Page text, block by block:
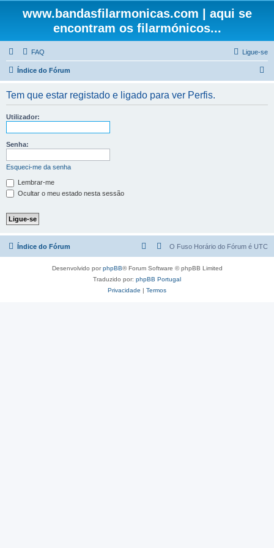
www.bandasfilarmonicas.com | aqui se
encontram os filarmónicos...
FAQ Ligue-se
Índice do Fórum
Tem que estar registado e ligado para ver Perfis.
Utilizador:
Senha:
Esqueci-me da senha
Lembrar-me
Ocultar o meu estado nesta sessão
Índice do Fórum O Fuso Horário do Fórum é UTC
Desenvolvido porphpBB® Forum Software © phpBB Limited
Traduzido por: phpBB Portugal
Privacidade | Termos